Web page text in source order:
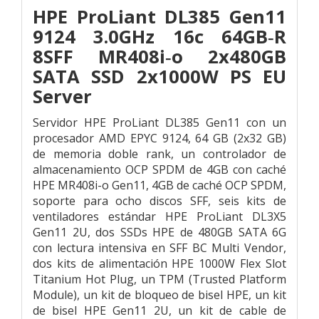
HPE ProLiant DL385 Gen11
9124 3.0GHz 16c 64GB‑R
8SFF MR408i‑o 2x480GB
SATA SSD 2x1000W PS EU
Server
Servidor HPE ProLiant DL385 Gen11 con un
procesador AMD EPYC 9124, 64 GB (2x32 GB)
de memoria doble rank, un controlador de
almacenamiento OCP SPDM de 4GB con caché
HPE MR408i-o Gen11, 4GB de caché OCP SPDM,
soporte para ocho discos SFF, seis kits de
ventiladores estándar HPE ProLiant DL3X5
Gen11 2U, dos SSDs HPE de 480GB SATA 6G
con lectura intensiva en SFF BC Multi Vendor,
dos kits de alimentación HPE 1000W Flex Slot
Titanium Hot Plug, un TPM (Trusted Platform
Module), un kit de bloqueo de bisel HPE, un kit
de bisel HPE Gen11 2U, un kit de cable de